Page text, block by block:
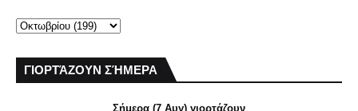
ΓΙΟΡΤΆΖΟΥΝ ΣΉΜΕΡΑ
Σήμερα (7 Αυγ) γιορτάζουν